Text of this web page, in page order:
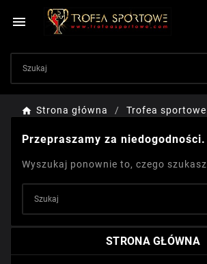

Strona główna Trofea sportowe
Przepraszamy za niedogodności.
Wyszukaj ponownie to, czego szukasz
STRONA GŁÓWNA